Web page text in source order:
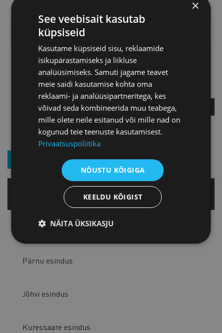
LISAINFO
Marko Udras
Poliitikakujundamise ja
õigusosakonna juhataja
KÜSI LISA
LIITU UUDISKIRJAGA
Tartu esindus
Pärnu esindus
Jõhvi esindus
Kuressaare esindus
×
See veebisait kasutab
küpsiseid
Kasutame küpsiseid sisu, reklaamide
isikupärastamiseks ja liikluse
analüüsimiseks. Samuti jagame teavet
meie saidi kasutamise kohta oma
reklaami- ja analüüsipartneritega, kes
võivad seda kombineerida muu teabega,
mille olete neile esitanud või mille nad on
kogunud teie teenuste kasutamisest.
Privaatsuspoliitika
NÕUSTU KÕIGIGA
KEELDU KÕIGIST
NÄITA ÜKSIKASJU